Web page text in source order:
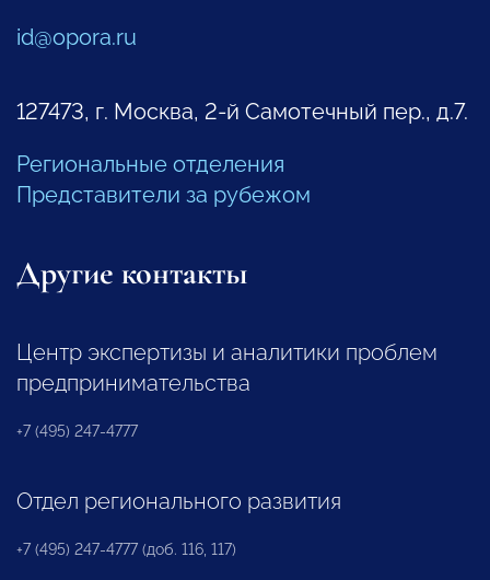
id@opora.ru
127473, г. Москва, 2-й Самотечный пер., д.7.
Региональные отделения
Представители за рубежом
Другие контакты
Центр экспертизы и аналитики проблем
предпринимательства
+7 (495) 247-4777
Отдел регионального развития
+7 (495) 247-4777 (доб. 116, 117)